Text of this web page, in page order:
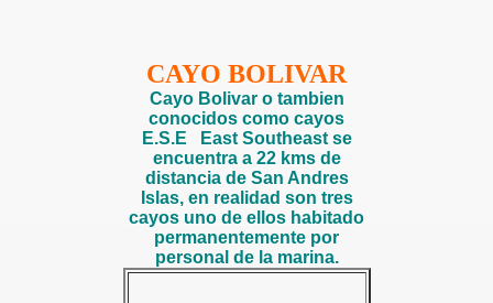
CAYO BOLIVAR
Cayo Bolivar o tambien
conocidos como cayos
E.S.E East Southeast se
encuentra a 22 kms de
distancia de San Andres
Islas, en realidad son tres
cayos uno de ellos habitado
permanentemente por
personal de la marina.